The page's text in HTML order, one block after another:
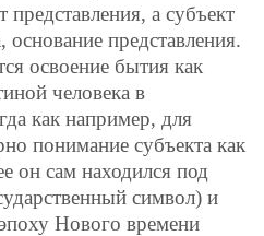
представления, а субъект
основание представления.
освоение бытия как
человека в
как например, для
понимание субъекта как
он сам находился под
символ) и
Нового времени